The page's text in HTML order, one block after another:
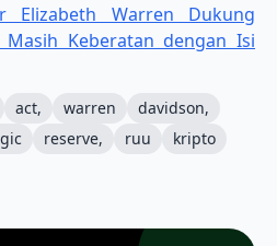
Elizabeth Warren Dukung
Keberatan dengan Isi
act, warren
davidson,
reserve, ruu
kripto